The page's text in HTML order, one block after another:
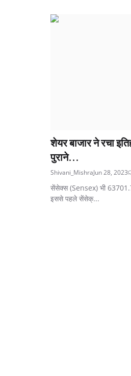
शेयर बाजार ने रचा
पुराने...
Shivani_MishraJun 28, 2023
सेंसेक्स (Sensex) भी
इससे पहले सेंसेक्...